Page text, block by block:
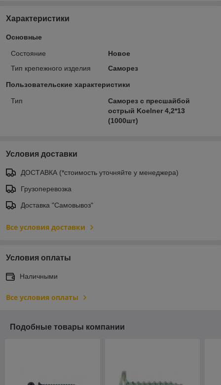
Характеристики
Основные
Состояние
Новое
Тип крепежного изделия
Саморез
Пользовательские характеристики
Тип
Саморез с пресшайбой
острый Koelner 4,2*13
(1000шт)
Условия доставки
ДОСТАВКА (*стоимость уточняйте у менеджера)
Грузоперевозка
Доставка "Самовывоз"
Все условия доставки
Условия оплаты
Наличными
Все условия оплаты
Подобные товары компании